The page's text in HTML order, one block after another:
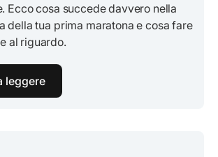
Ecco cosa succede davvero nella
della tua prima maratona e cosa fare
al riguardo.
leggere